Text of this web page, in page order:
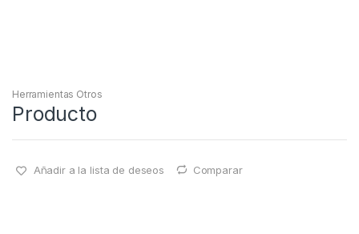
Herramientas Otros
Producto
Añadir a la lista de deseos Comparar